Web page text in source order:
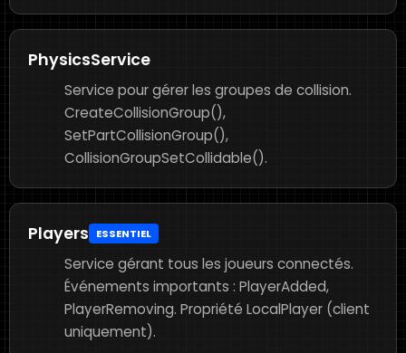
PhysicsService
Service pour gérer les groupes de collision.
CreateCollisionGroup(),
SetPartCollisionGroup(),
CollisionGroupSetCollidable().
Players ESSENTIEL
Service gérant tous les joueurs connectés.
Événements importants : PlayerAdded,
PlayerRemoving. Propriété LocalPlayer (client
uniquement).